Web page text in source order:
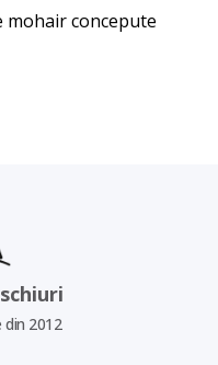
mohair concepute
din 2012